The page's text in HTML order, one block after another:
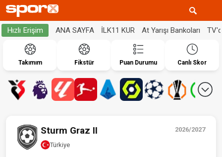
Hızlı Erişim ANA SAYFA İLK11 KUR At Yarışı Bankoları
Takımım Fikstür Puan Durumu Canlı Skor
2026/2027
Sturm Graz II
Türkiye